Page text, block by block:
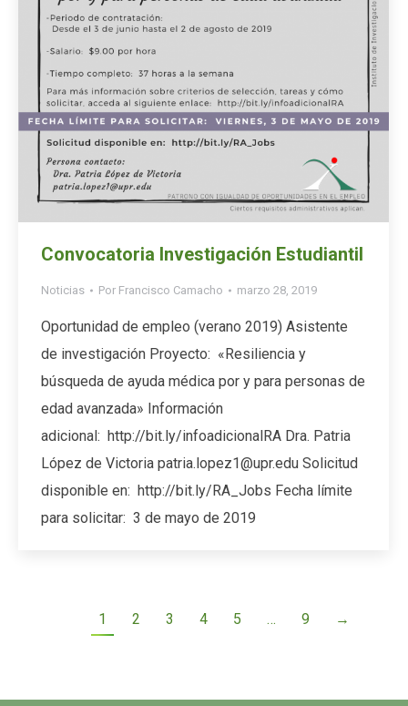
Convocatoria Investigación Estudiantil
Noticias Por Francisco Camacho marzo 28, 2019
Oportunidad de empleo (verano 2019) Asistente
de investigación Proyecto: «Resiliencia y
búsqueda de ayuda médica por y para personas de
edad avanzada» Información
adicional: http://bit.ly/infoadicionalRA Dra. Patria
López de Victoria patria.lopez1@upr.edu Solicitud
disponible en: http://bit.ly/RA_Jobs Fecha límite
para solicitar: 3 de mayo de 2019
1 2 3 4 5 … 9 →